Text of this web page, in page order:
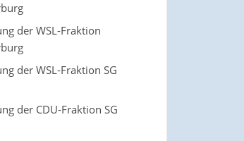
der WSL-Fraktion
der WSL-Fraktion SG
der CDU-Fraktion SG